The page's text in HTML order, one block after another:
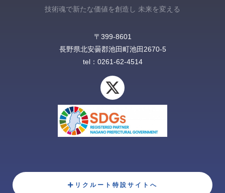
技術魂で新たな価値を創造し 未来を変える
〒399-8601
長野県北安曇郡池田町池田2670-5‎
tel：0261-62-4514
X
-
t
w
i
t
e
リクルート特設サイトへ